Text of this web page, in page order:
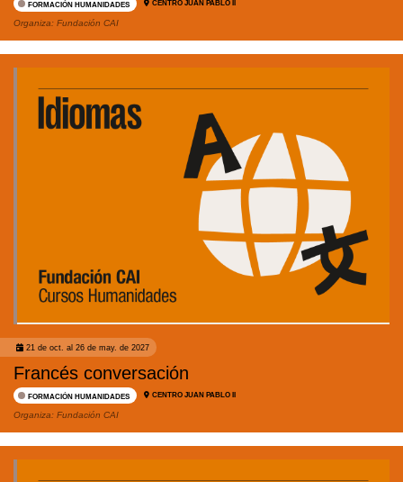
FORMACIÓN HUMANIDADES CENTRO JUAN PABLO II
Organiza: Fundación CAI
21 de oct. al 26 de may. de 2027
Francés conversación
FORMACIÓN HUMANIDADES CENTRO JUAN PABLO II
Organiza: Fundación CAI